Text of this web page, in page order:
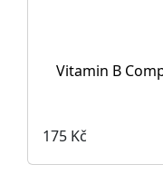
Vitamin B
175 Kč